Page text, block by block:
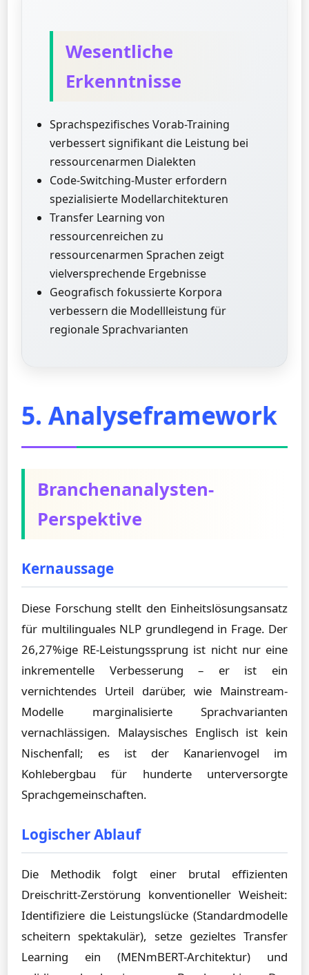
Wesentliche
Erkenntnisse
Sprachspezifisches Vorab-Training
verbessert signifikant die Leistung bei
ressourcenarmen Dialekten
Code-Switching-Muster erfordern
spezialisierte Modellarchitekturen
Transfer Learning von
ressourcenreichen zu
ressourcenarmen Sprachen zeigt
vielversprechende Ergebnisse
Geografisch fokussierte Korpora
verbessern die Modellleistung für
regionale Sprachvarianten
5. Analyseframework
Branchenanalysten-
Perspektive
Kernaussage
Diese Forschung stellt den Einheitslösungsansatz
für multilinguales NLP grundlegend in Frage. Der
26,27%ige RE-Leistungssprung ist nicht nur eine
inkrementelle Verbesserung – er ist ein
vernichtendes Urteil darüber, wie Mainstream-
Modelle marginalisierte Sprachvarianten
vernachlässigen. Malaysisches Englisch ist kein
Nischenfall; es ist der Kanarienvogel im
Kohlebergbau für hunderte unterversorgte
Sprachgemeinschaften.
Logischer Ablauf
Die Methodik folgt einer brutal effizienten
Dreischritt-Zerstörung konventioneller Weisheit:
Identifiziere die Leistungslücke (Standardmodelle
scheitern spektakulär), setze gezieltes Transfer
Learning ein (MENmBERT-Architektur) und